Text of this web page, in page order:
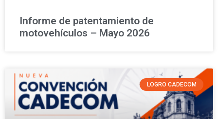
Informe de patentamiento de
motovehículos – Mayo 2026
LOGRO CADECOM